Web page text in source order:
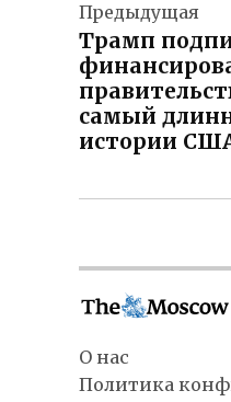
по
Предыдущая
Трамп
самый
истории
О нас
Политика